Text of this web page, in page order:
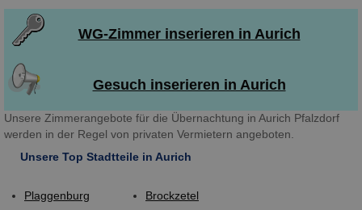
WG-Zimmer inserieren in Aurich
Gesuch inserieren in Aurich
Unsere Zimmerangebote für die Übernachtung in Aurich Pfalzdorf
werden in der Regel von privaten Vermietern angeboten.
Unsere Top Stadtteile in Aurich
Plaggenburg
Brockzetel